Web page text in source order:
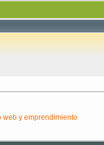
web y emprendimiento